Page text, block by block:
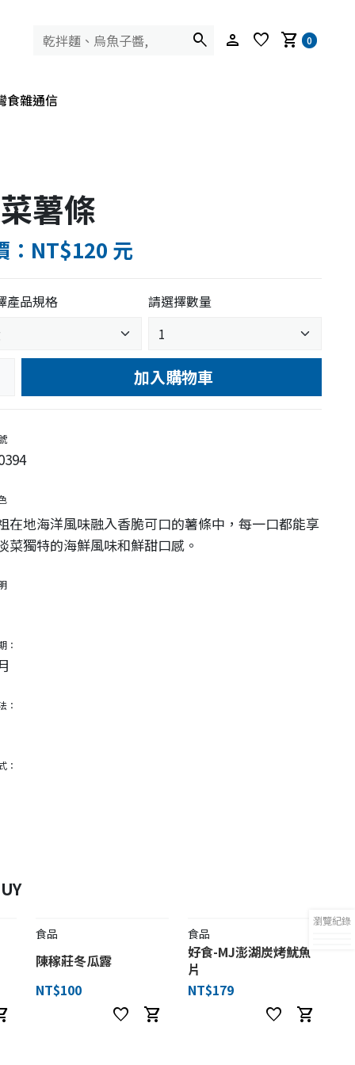
search person favorite shopping_cart 0
食雜通信
薯條
：NT$120 元
產品規格 請選擇數量
加入購物車
在地海洋風味融入香脆可口的薯條中，每一口都能享
菜獨特的海鮮風味和鮮甜口感。
：
：
：
瀏覽紀錄
食品
陳稼莊冬瓜露
NT$100
favorite shopping_cart
食品
好食-MJ澎湖炭烤魷魚
片
NT$179
favorite shopping_cart